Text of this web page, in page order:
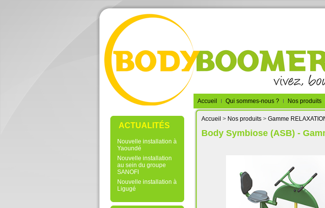
Accueil Qui sommes-nous ? Nos produits
ACTUALITÉS
Nouvelle installation à
Yaoundé
Nouvelle installation
au sein du groupe
SANOFI
Nouvelle installation à
Ligugé
Accueil > Nos produits> Gamme
Body Symbiose (ASB) -